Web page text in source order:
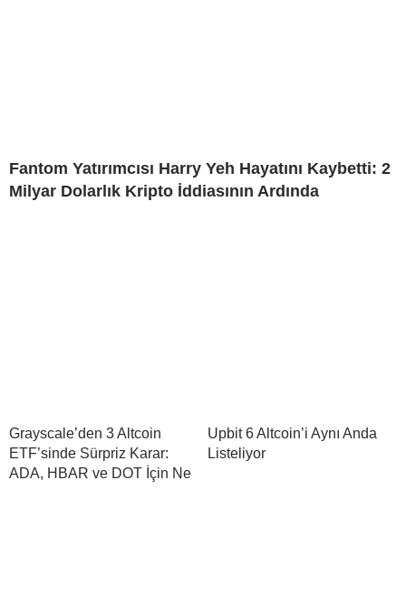
Fantom Yatırımcısı Harry Yeh Hayatını Kaybetti: 2
Milyar Dolarlık Kripto İddiasının Ardında
Grayscale’den 3 Altcoin
ETF’sinde Sürpriz Karar:
ADA, HBAR ve DOT İçin Ne
Upbit 6 Altcoin’i Aynı Anda
Listeliyor